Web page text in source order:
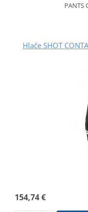
PANTS
Hlače SHOT
154,74 €